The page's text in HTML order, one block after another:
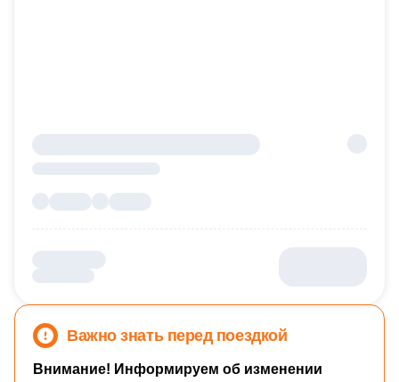
Важно знать перед поездкой
Внимание! Информируем об изменении